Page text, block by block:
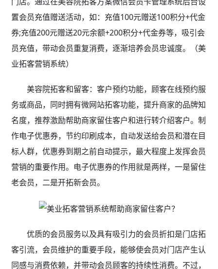
置会员充值赠送活动，如：充值100元赠送100积分+代金
券;充值200元赠送20元余额+200积分+代金券等，吸引会
员充值，带动会员重复消费，逐渐培养会员忠诚度。（美
业拓客营销系统）
美容院拓客和留客：客户预约功能，顾客在线预约服
务或商品，同时拥有微网站拓客功能，提升商家的品牌知
名度，推荐激励帮助商家留住客户和进行转介绍客户。制
作电子优惠券，节约印刷成本，自动发送给会员和潜在目
标人群，优惠券到期之前自动提示，最大程度上发挥会员
营销的重要作用。电子优惠券的作用就是两样，一是留住
老会员，二是开拓新会员。
优质的会员服务以及具有吸引力的会员折扣是门店拓
客引流，会员维护的重要手段，能够使会员对门店产生认
同感与消费依赖，并带动会员顾客的持续性消费。不过，